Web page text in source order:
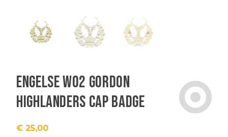
Engelse WO2 Gordon
Highlanders cap badge
€ 25,00